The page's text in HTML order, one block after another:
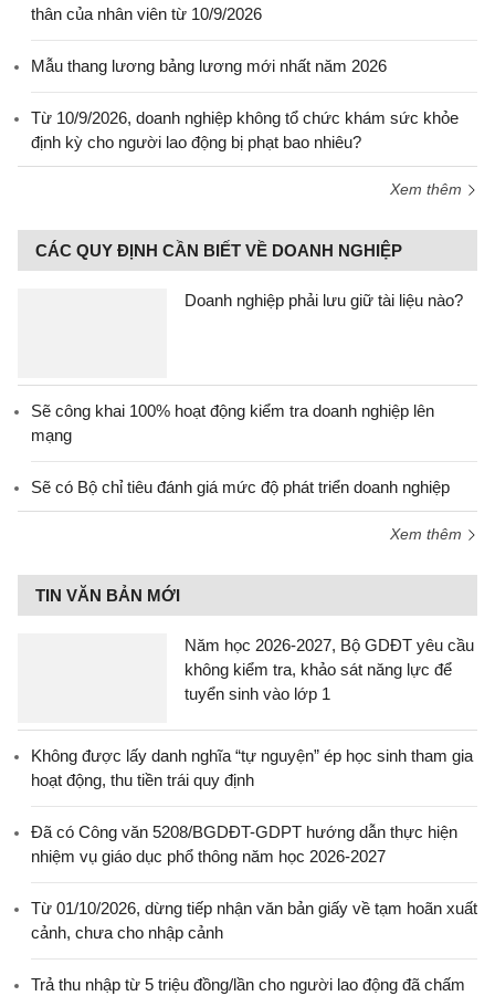
thân của nhân viên từ 10/9/2026
Mẫu thang lương bảng lương mới nhất năm 2026
Từ 10/9/2026, doanh nghiệp không tổ chức khám sức khỏe
định kỳ cho người lao động bị phạt bao nhiêu?
Xem thêm
CÁC QUY ĐỊNH CẦN BIẾT VỀ DOANH NGHIỆP
Doanh nghiệp phải lưu giữ tài liệu nào?
Sẽ công khai 100% hoạt động kiểm tra doanh nghiệp lên
mạng
Sẽ có Bộ chỉ tiêu đánh giá mức độ phát triển doanh nghiệp
Xem thêm
TIN VĂN BẢN MỚI
Năm học 2026-2027, Bộ GDĐT yêu cầu
không kiểm tra, khảo sát năng lực để
tuyển sinh vào lớp 1
Không được lấy danh nghĩa “tự nguyện” ép học sinh tham gia
hoạt động, thu tiền trái quy định
Đã có Công văn 5208/BGDĐT-GDPT hướng dẫn thực hiện
nhiệm vụ giáo dục phổ thông năm học 2026-2027
Từ 01/10/2026, dừng tiếp nhận văn bản giấy về tạm hoãn xuất
cảnh, chưa cho nhập cảnh
Trả thu nhập từ 5 triệu đồng/lần cho người lao động đã chấm